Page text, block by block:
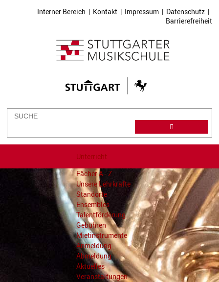
Interner Bereich | Kontakt | Impressum | Datenschutz |
Barrierefreiheit
Unterricht
Fächer A - Z
Unsere Lehrkräfte
Standorte
Ensembles
Talentförderung
Gebühren
Mietinstrumente
Anmeldung
Abmeldung
Aktuelles
Veranstaltungen